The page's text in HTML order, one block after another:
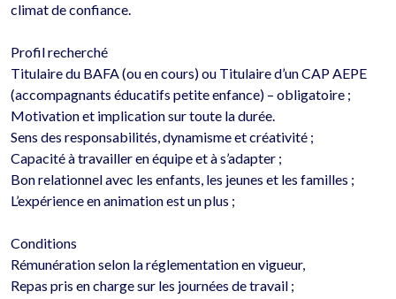
climat de confiance.
Profil recherché
Titulaire du BAFA (ou en cours) ou Titulaire d’un CAP AEPE
(accompagnants éducatifs petite enfance) – obligatoire ;
Motivation et implication sur toute la durée.
Sens des responsabilités, dynamisme et créativité ;
Capacité à travailler en équipe et à s’adapter ;
Bon relationnel avec les enfants, les jeunes et les familles ;
L’expérience en animation est un plus ;
Conditions
Rémunération selon la réglementation en vigueur,
Repas pris en charge sur les journées de travail ;